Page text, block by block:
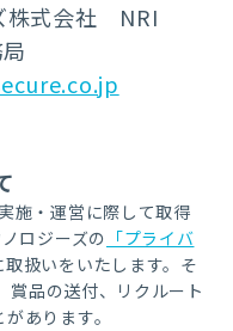
株式会社 NRI
施・運営に際して取得
ロジーズの 「プライバ
扱いをいたします。そ
品の送付、リクルート
あります。